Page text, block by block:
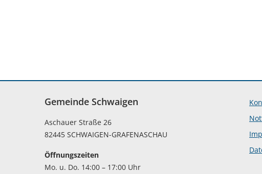
Gemeinde Schwaigen
Aschauer Straße 26
82445 SCHWAIGEN-GRAFENASCHAU
Öffnungszeiten
Mo. u. Do. 14:00 – 17:00 Uhr